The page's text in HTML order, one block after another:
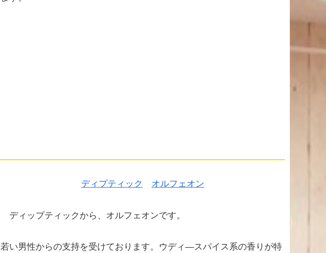
ディプティック オルフェオン
ディップティックから、オルフェオンです。
若い男性からの支持を受けております。ウディ―スパイス系の香りが特